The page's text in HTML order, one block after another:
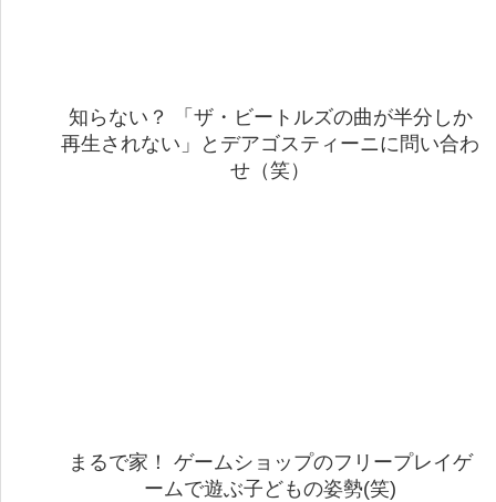
知らない？ 「ザ・ビートルズの曲が半分しか
再生されない」とデアゴスティーニに問い合わ
せ（笑）
まるで家！ ゲームショップのフリープレイゲ
ームで遊ぶ子どもの姿勢(笑)